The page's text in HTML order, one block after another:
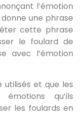
l’émotion
donne une phrase
cette phrase
le foulard de
avec l’émotion
utilisés et que les
qu’ils
les foulards en